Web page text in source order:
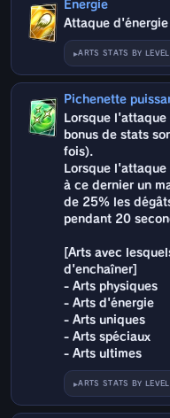
Énergie
Attaque d'énergie
ARTS STATS BY LEVEL
Pichenette
Lorsque
bonus de stats
fois).
Lorsque
à ce dernier un
de 25% les
pendant 20
[Arts avec
d'enchaîner]
- Arts physiques
- Arts d'énergie
- Arts uniques
- Arts spéciaux
- Arts ultimes
ARTS STATS BY LEVEL